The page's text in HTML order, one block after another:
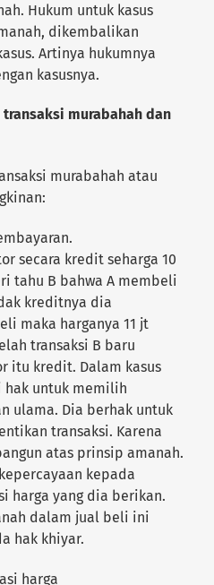
Hukum untuk kasus
dikembalikan
Artinya hukumnya
kasusnya.
murabahah dan
murabahah atau
secara kredit seharga 10
tahu B bahwa A membeli
kreditnya dia
maka harganya 11 jt
transaksi B baru
itu kredit. Dalam kasus
hak untuk memilih
ulama. Dia berhak untuk
transaksi. Karena
atas prinsip amanah.
kepada
harga yang dia berikan.
dalam jual beli ini
hak khiyar.
harga